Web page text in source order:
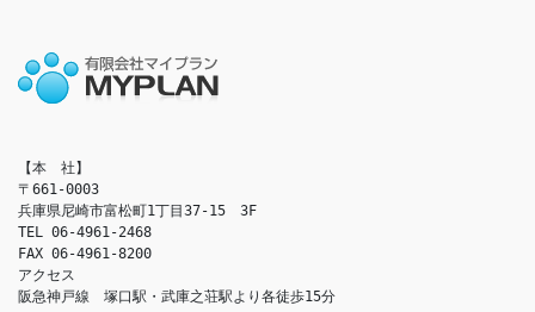
【本　社】
〒661-0003
兵庫県尼崎市富松町1丁目37-15　3F
TEL 06-4961-2468
FAX 06-4961-8200
アクセス
阪急神戸線　塚口駅・武庫之荘駅より各徒歩15分